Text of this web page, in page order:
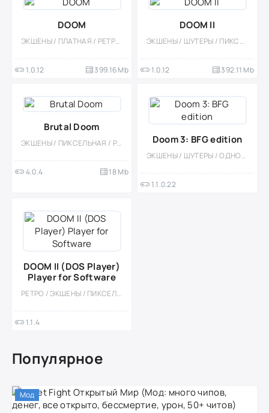
DOOM
ЭКШЕНЫ / ПЛАТНАЯ / РЕТРО / ПИКСЕЛЬНАЯ / ОДНОПОЛЬЗОВАТЕЛЬСКИЕ / ОФЛАЙН / ШУТЕРЫ / КАЗУАЛЬНЫЕ / СТИЛИЗАЦИЯ / МОНСТРЫ / ПОРТЫ / ОТ ПЕРВОГО ЛИЦА / 3D / ВСТРОЕННЫЙ КЕШ
1.0.12 399.16 Mb
DOOM II
ЭКШЕНЫ / ШУТЕРЫ / ПИКСЕЛЬНАЯ / 3D / ОДНОПОЛЬЗОВАТЕЛЬСКИЕ / ОФЛАЙН / ПОРТЫ / РЕТРО / МОНСТРЫ / СТИЛИЗАЦИЯ / КАЗУАЛЬНЫЕ / БОССЫ / ОТ ПЕРВОГО ЛИЦА
1.0.12 392.11 Mb
Brutal Doom
ЭКШЕНЫ / ПИКСЕЛЬНАЯ / РЕТРО / ОДНОПОЛЬЗОВАТЕЛЬСКИЕ / ОФЛАЙН / 3D / МОНСТРЫ / КРОВЬ / ХОРРОР
4.0.4 18 Mb
Doom 3: BFG edition
ЭКШЕНЫ / ШУТЕРЫ / ОДНОПОЛЬЗОВАТЕЛЬСКИЕ / 3D / ИЗОМЕТРИЯ / ХОРРОР / МОНСТРЫ / ПЛАТНАЯ / БОЛЬШАЯ / НАУЧНАЯ ФАНТАСТИКА
1.1.0.22
DOOM II (DOS Player)
Player for Software
РЕТРО / ЭКШЕНЫ / ПИКСЕЛЬНАЯ / ОДНОПОЛЬЗОВАТЕЛЬСКИЕ / ОФЛАЙН / СТИЛИЗАЦИЯ / МОНСТРЫ / ХОРРОР
1.1.4
Популярное
Мод